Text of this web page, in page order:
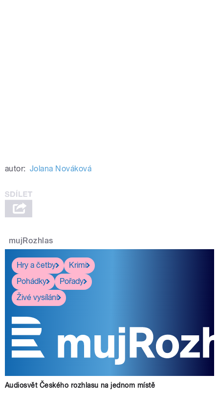
autor: Jolana Nováková
mujRozhlas
Hry a četby
Krimi
Pohádky
Pořady
Živé vysílání
Audiosvět Českého rozhlasu na jednom místě